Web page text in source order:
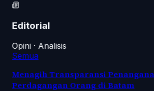
Editorial
Opini · Analisis
Semua
Menagih Transparansi
Perdagangan Orang di Batam